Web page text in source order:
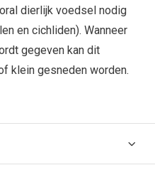
dierlijk voedsel nodig
en cichliden). Wanneer
gegeven kan dit
klein gesneden worden.